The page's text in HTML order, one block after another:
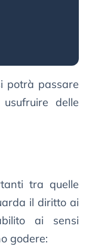
potrà passare
delle
tra quelle
il diritto ai
ai sensi
godere: